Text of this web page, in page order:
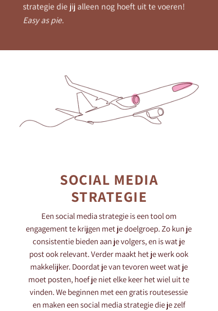
strategie die jij alleen nog hoeft uit te voeren!
Easy as pie.
SOCIAL MEDIA
STRATEGIE
Een social media strategie is een tool om
engagement te krijgen met je doelgroep. Zo kun je
consistentie bieden aan je volgers, en is wat je
post ook relevant. Verder maakt het je werk ook
makkelijker. Doordat je van tevoren weet wat je
moet posten, hoef je niet elke keer het wiel uit te
vinden. We beginnen met een gratis routesessie
en maken een social media strategie die je zelf